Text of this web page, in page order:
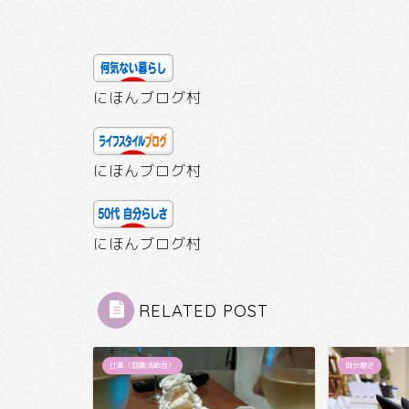
にほんブログ村
にほんブログ村
にほんブログ村
RELATED POST
仕事（就職活動含） 自分磨き